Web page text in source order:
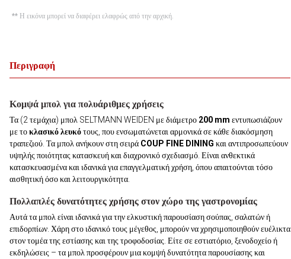
** Η εικόνα μπορεί να διαφέρει ελαφρώς από την αρχική.
Περιγραφή
Κομψά μπολ για πολυάριθμες χρήσεις
Τα (2 τεμάχια) μπολ SELTMANN WEIDEN με διάμετρο 200 mm εντυπωσιάζουν
με τοκλασικό λευκότους, που ενσωματώνεται αρμονικά σε κάθε διακόσμηση
τραπεζιού. Τα μπολ ανήκουν στη σειρά COUP FINE DINING και αντιπροσωπεύουν
υψηλής ποιότητας κατασκευή και διαχρονικό σχεδιασμό. Είναι ανθεκτικά
κατασκευασμένα και ιδανικά για επαγγελματική χρήση, όπου απαιτούνται τόσο
αισθητική όσο και λειτουργικότητα.
Πολλαπλές δυνατότητες χρήσης στον χώρο της γαστρονομίας
Αυτά τα μπολ είναι ιδανικά για την ελκυστική παρουσίαση σούπας, σαλατών ή
επιδορπίων. Χάρη στο ιδανικό τους μέγεθος, μπορούν να χρησιμοποιηθούν ευέλικτα
στον τομέα της εστίασης και της τροφοδοσίας. Είτε σε εστιατόριο, ξενοδοχείο ή
εκδηλώσεις – τα μπολ προσφέρουν μια κομψή δυνατότητα παρουσίασης και